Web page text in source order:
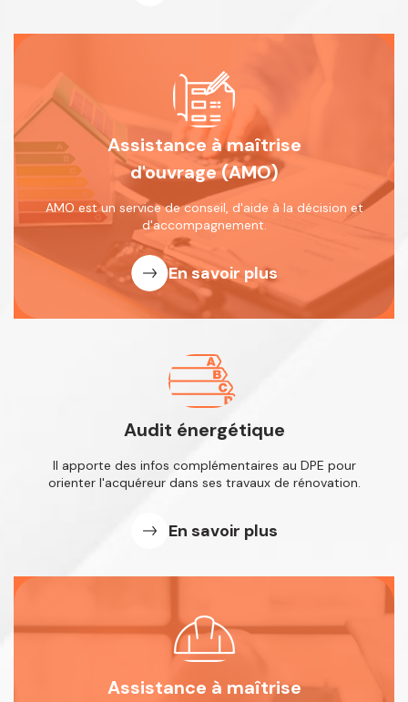
Assistance à maîtrise
d'ouvrage (AMO)
AMO est un service de conseil, d'aide à la décision et
d'accompagnement.
En savoir plus
Audit énergétique
Il apporte des infos complémentaires au DPE pour
orienter l'acquéreur dans ses travaux de rénovation.
En savoir plus
Assistance à maîtrise